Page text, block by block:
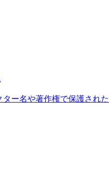
ー名や著作権で保護され